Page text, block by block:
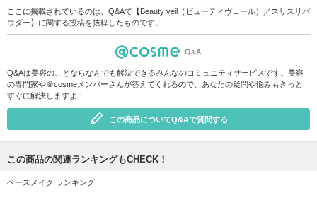
ここに掲載されているのは、Q&Aで【Beauty veil（ビューティヴェール）／スリスリパ
ウダー】に関する投稿を抜粋したものです。
Q&Aは美容のことならなんでも解決できるみんなのコミュニティサービスです。美容
の専門家や＠cosmeメンバーさんが答えてくれるので、あなたの疑問や悩みもきっと
すぐに解決しますよ！
この商品についてQ&Aで質問する
この商品の関連ランキングもCHECK！
ベースメイク ランキング